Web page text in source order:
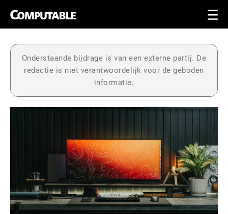
Onderstaande bijdrage is van een externe partij. De
redactie is niet verantwoordelijk voor de geboden
informatie.